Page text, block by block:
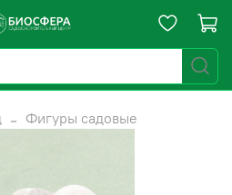
Фигуры садовые